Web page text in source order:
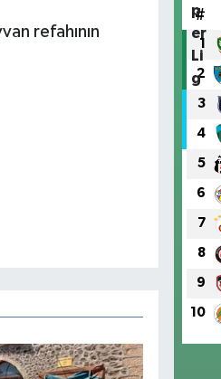
refahının
#
1
2
3
4
5
6
7
8
9
10